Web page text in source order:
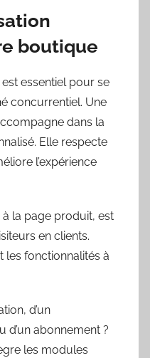
boutique
essentiel pour se
concurrentiel. Une
dans la
Elle respecte
l’expérience
la page produit, est
en clients.
les fonctionnalités à
d’un
abonnement ?
les modules